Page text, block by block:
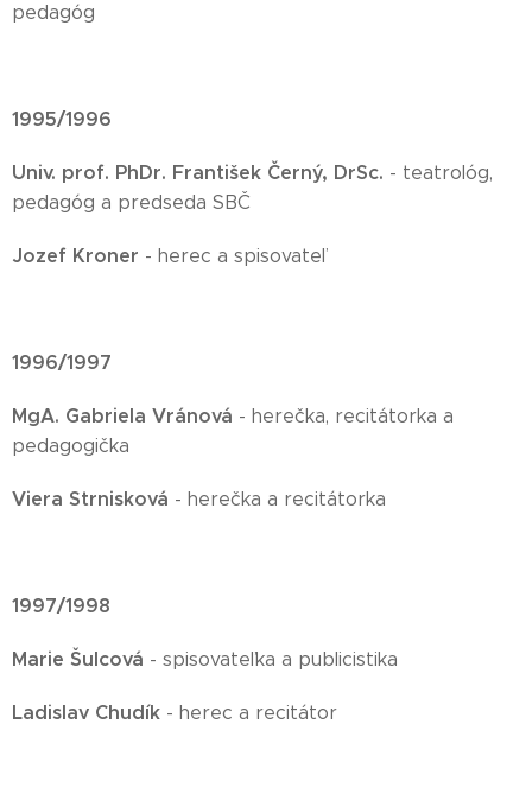
pedagóg
1995/1996
Univ. prof. PhDr. František Černý, DrSc. - teatrológ,
pedagóg a predseda SBČ
Jozef Kroner - herec a spisovateľ
1996/1997
MgA. Gabriela Vránová - herečka, recitátorka a
pedagogička
Viera Strnisková - herečka a recitátorka
1997/1998
Marie Šulcová - spisovateľka a publicistika
Ladislav Chudík - herec a recitátor